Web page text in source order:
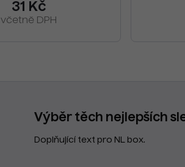
31 Kč
včetně DPH
Výběr těch nejlepších
Doplňující text pro NL box.